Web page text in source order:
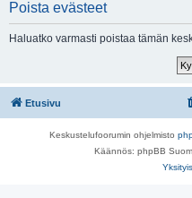
Poista evästeet
Haluatko varmasti poistaa tämän
Etusivu
Keskustelufoorumin ohjelmisto
Käännös: phpBB